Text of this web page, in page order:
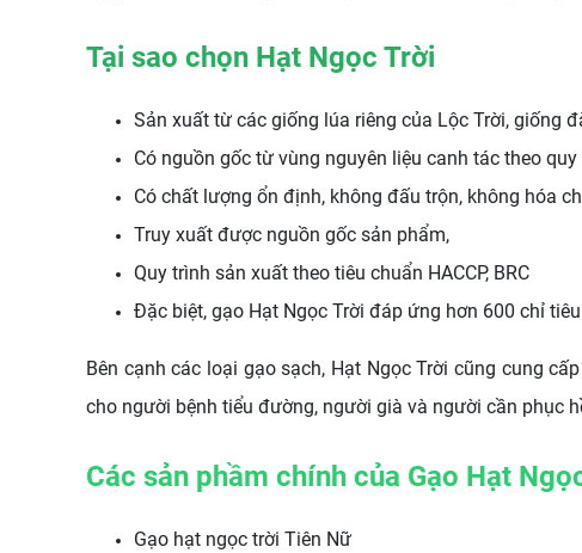
Tại sao chọn Hạt Ngọc Trời
Sản xuất từ các giống lúa riêng của Lộc Trời, giống
Có nguồn gốc từ vùng nguyên liệu canh tác theo
Có chất lượng ổn định, không đấu trộn, không hóa
Truy xuất được nguồn gốc sản phẩm,
Quy trình sản xuất theo tiêu chuẩn HACCP, BRC
Đặc biệt, gạo Hạt Ngọc Trời đáp ứng hơn 600 chỉ
Bên cạnh các loại gạo sạch, Hạt Ngọc Trời cũng cung
cho người bệnh tiểu đường, người già và người cần phục
Các sản phầm chính của Gạo Hạt
Gạo hạt ngọc trời Tiên Nữ